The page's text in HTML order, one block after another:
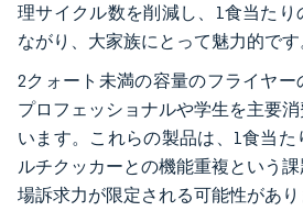
理サイクル数を削減し、1食当た
ながり、大家族にとって魅力的です
2クォート未満の容量のフライヤ
プロフェッショナルや学生を主要
います。これらの製品は、1食当
ルチクッカーとの機能重複という
場訴求力が限定される可能性があ